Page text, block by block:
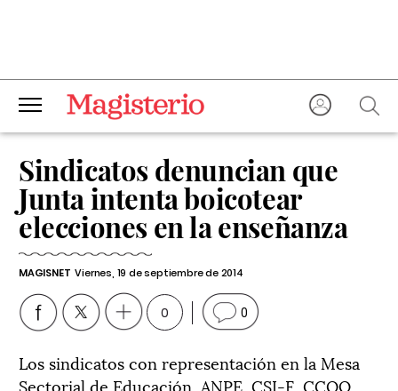
Sindicatos denuncian que
Junta intenta boicotear
elecciones en la enseñanza
MAGISNET Viernes, 19 de septiembre de 2014
0 0
Los sindicatos con representación en la Mesa
Sectorial de Educación, ANPE, CSI-F, CCOO,